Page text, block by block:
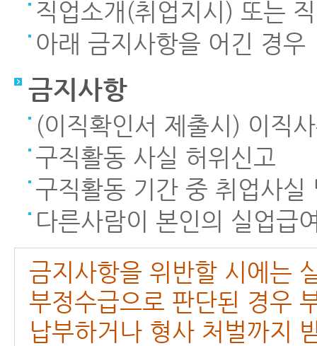
직업소개(취업지시) 또는
아래 금지사항을 어긴 경우
금지사항
(이직확인서 제출시) 이직
구직활동 사실 허위신고
구직활동 기간 중 취업사실
다른사람이 본인의 실업급
금지사항을 위반할 시에는
부정수급으로 판단된 경우
납부하거나 형사 처벌까지